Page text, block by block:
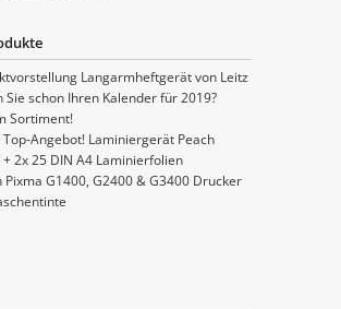
Langarmheftgerät von Leitz
Sie schon Ihren Kalender für 2019?
Sortiment!
Top-Angebot! Laminiergerät Peach
+ 2x 25 DIN A4 Laminierfolien
Pixma G1400, G2400 & G3400 Drucker